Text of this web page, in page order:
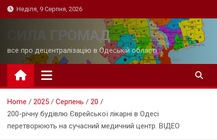
Skip
to
Неділя, 9 Серпня, 2026
СИЛА ГРОМАД
все про децентралізацію в Одеській області
Home 2025 Серпень
20
200-річну будівлю Єврейської лікарні в Одесі
перетворюють на сучасний медичний центр. ВІДЕО